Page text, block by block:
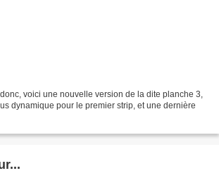
voici une nouvelle version de la dite planche 3,
dynamique pour le premier strip, et une dernière